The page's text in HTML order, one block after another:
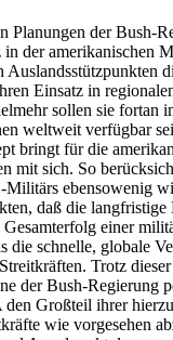
Planungen der Bush-
in der amerikanischen
Auslandsstützpunkten
Einsatz in
sollen sie fortan
weltweit verfügbar
bringt für die
mit sich. So
Militärs ebensowenig
daß die
einer
die schnelle, globale
Trotz
der Bush-Regierung
Großteil ihrer
wie vorgesehen